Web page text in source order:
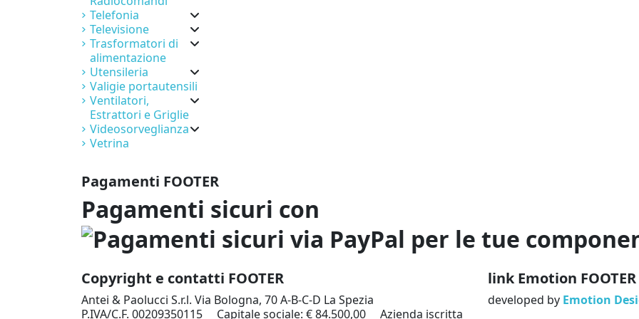
Telefonia
Televisione
Trasformatori di
alimentazione
Utensileria
Valigie portautensili
Ventilatori,
Estrattori e Griglie
Videosorveglianza
Vetrina
Pagamenti FOOTER
Pagamenti sicuri con
Copyright e contatti FOOTER
Antei & Paolucci S.r.l. Via Bologna, 70 A-B-C-D La Spezia
P.IVA/C.F. 00209350115 Capitale sociale: € 84.500,00 Azienda iscritta
link Emotion FOOTER
developed by Emotion